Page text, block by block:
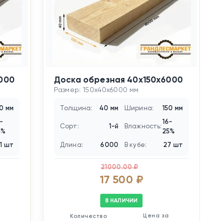
мм
шт
Доска обрезная 40х150х6000
Размер: 150x40x6000 мм
Толщина: 40 мм Ширина: 150 мм
Сорт: 1-й Влажность:
16-
25%
Длина: 6000 В кубе: 27 шт
21000.00 ₽
17 500 ₽
В НАЛИЧИИ
Количество Цена за